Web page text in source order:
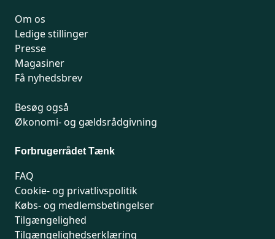
Om os
Ledige stillinger
Presse
Magasiner
Få nyhedsbrev
Besøg også
Økonomi- og gældsrådgivning
Forbrugerrådet Tænk
FAQ
Cookie- og privatlivspolitik
Købs- og medlemsbetingelser
Tilgængelighed
Tilgængelighedserklæring